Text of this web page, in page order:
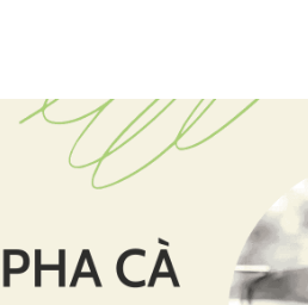
trong giới sành cà
phê?
Bí quyết chọn mua
cà phê hạt rang
mộc thơm ngon,
chuẩn vị
10/06/2026